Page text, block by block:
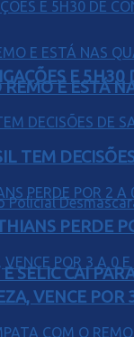
E
SELIC CAI
E ESTÁ
TEM
PERDE
VENCE POR